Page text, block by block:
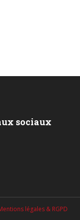
sociaux
légales & RGPD